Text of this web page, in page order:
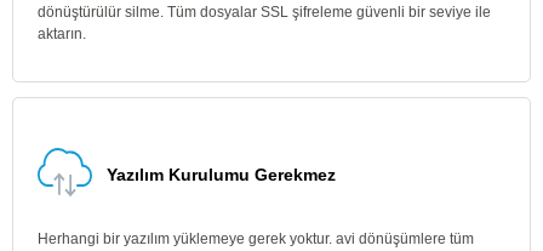
dönüştürülür silme. Tüm dosyalar SSL şifreleme güvenli bir seviye ile
aktarın.
Yazılım Kurulumu Gerekmez
Herhangi bir yazılım yüklemeye gerek yoktur. avi dönüşümlere tüm